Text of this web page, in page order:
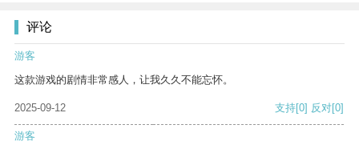
评论
游客
这款游戏的剧情非常感人，让我久久不能忘怀。
2025-09-12 支持[0] 反对[0]
游客